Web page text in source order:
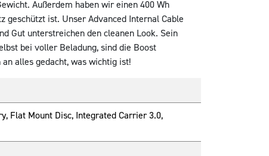
Außerdem haben wir einen 400 Wh
geschützt ist. Unser Advanced Internal Cable
Gut unterstreichen den cleanen Look. Sein
bei voller Beladung, sind die Boost
alles gedacht, was wichtig ist!
Flat Mount Disc, Integrated Carrier 3.0,